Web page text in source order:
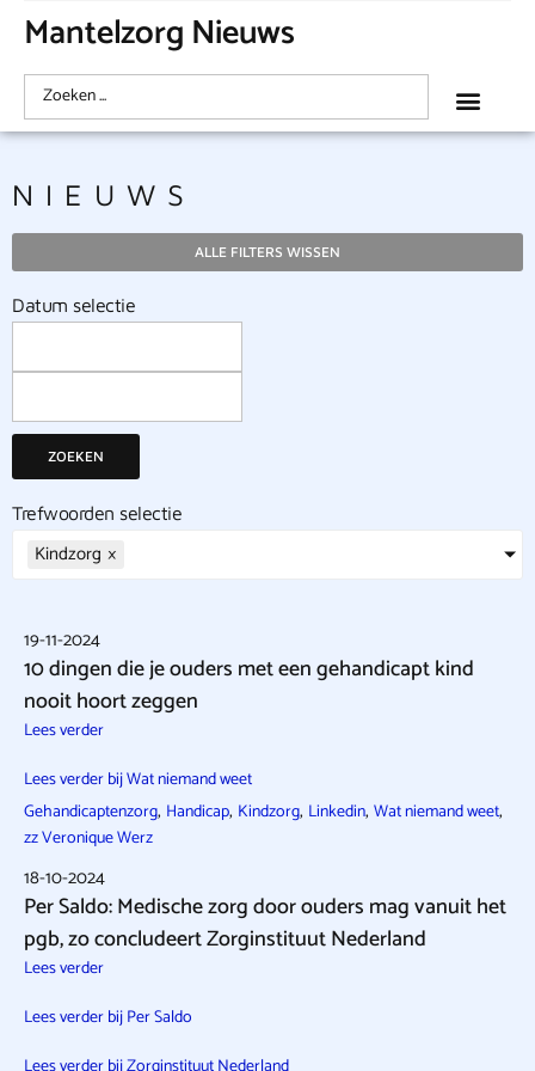
Mantelzorg Nieuws
NIEUWS
ALLE FILTERS WISSEN
Datum selectie
ZOEKEN
Trefwoorden selectie
Kindzorg ×
19-11-2024
10 dingen die je ouders met een gehandicapt kind
nooit hoort zeggen
Lees verder
Lees verder bij Wat niemand weet
Gehandicaptenzorg, Handicap, Kindzorg, Linkedin, Wat niemand weet,
zz Veronique Werz
18-10-2024
Per Saldo: Medische zorg door ouders mag vanuit het
pgb, zo concludeert Zorginstituut Nederland
Lees verder
Lees verder bij Per Saldo